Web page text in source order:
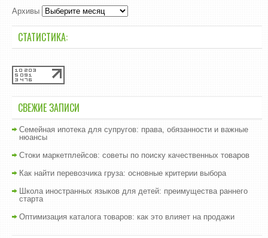
Архивы
СТАТИСТИКА:
СВЕЖИЕ ЗАПИСИ
Семейная ипотека для супругов: права, обязанности и важные
нюансы
Стоки маркетплейсов: советы по поиску качественных товаров
Как найти перевозчика груза: основные критерии выбора
Школа иностранных языков для детей: преимущества раннего
старта
Оптимизация каталога товаров: как это влияет на продажи